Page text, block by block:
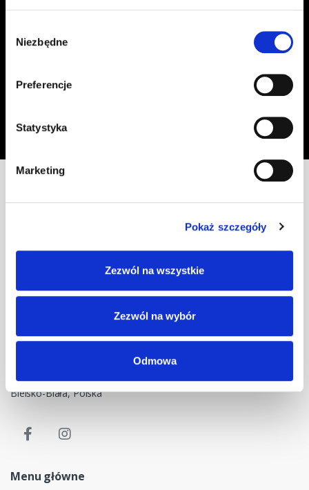
zgody
Niezbędne
Preferencje
Statystyka
Marketing
Pokaż szczegóły
Zezwól na wszystkie
Zezwól na wybór
Odmowa
otrzymywać informacje o aktualnych
Adres email
Zapisz się
Oświadczam, że zapoznałem się z
przetwarzania moich danych osobowych, w celu przesyłania mi informacji o
+48 33 47 94 400
dok@mdmnt.com
NIP: 5482614481, MDM NT sp. z o.o., Bestwińska 143, 43-346
Bielsko-Biała, Polska
Menu główne